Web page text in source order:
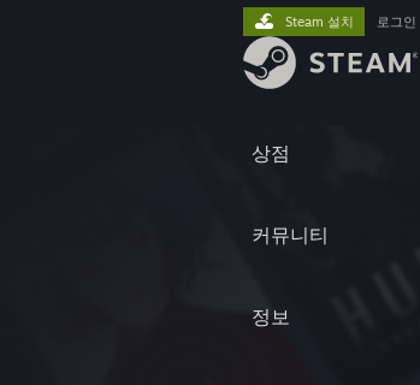
상점
커뮤니티
정보
Steam 설치 로그인